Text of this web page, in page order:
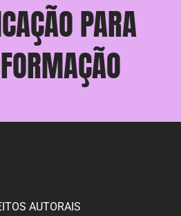
PARA
AUTORAIS